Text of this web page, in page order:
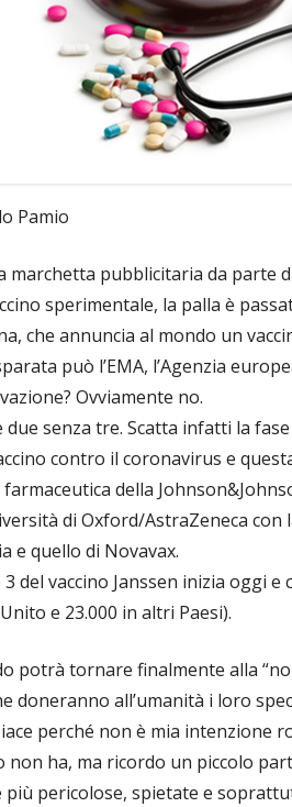
Pamio
marchetta pubblicitaria da parte
sperimentale, la palla è
che annuncia al mondo un
può l’EMA, l’Agenzia
Ovviamente no.
due senza tre. Scatta infatti la
contro il coronavirus e
della
di Oxford/AstraZeneca
e quello di Novavax.
3 del vaccino Janssen inizia oggi
e 23.000 in altri Paesi).
potrà tornare finalmente alla
doneranno all’umanità i loro
perché non è mia intenzione
non ha, ma ricordo un piccolo
più pericolose, spietate e